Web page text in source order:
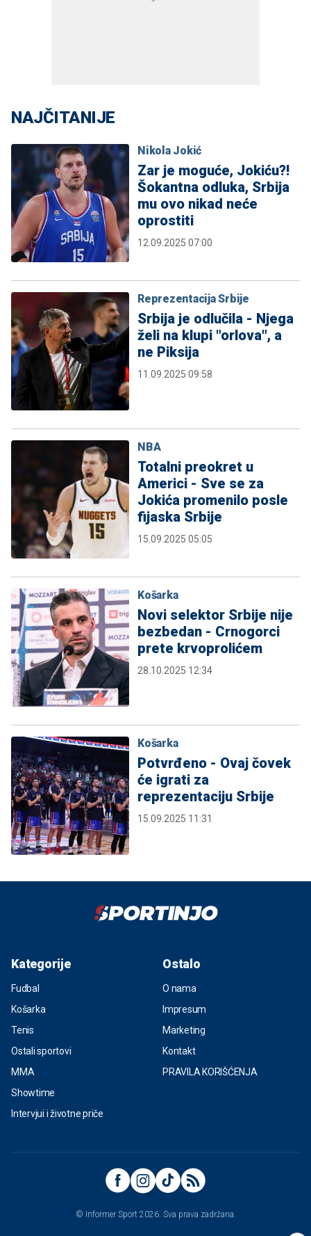
NAJČITANIJE
Nikola Jokić
Zar je moguće, Jokiću?!
Šokantna odluka, Srbija
mu ovo nikad neće
oprostiti
12.09.2025 07:00
Reprezentacija Srbije
Srbija je odlučila - Njega
želi na klupi "orlova", a
ne Piksija
11.09.2025 09:58
NBA
Totalni preokret u
Americi - Sve se za
Jokića promenilo posle
fijaska Srbije
15.09.2025 05:05
Košarka
Novi selektor Srbije nije
bezbedan - Crnogorci
prete krvoprolićem
28.10.2025 12:34
Košarka
Potvrđeno - Ovaj čovek
će igrati za
reprezentaciju Srbije
15.09.2025 11:31
Kategorije
Fudbal
Košarka
Tenis
Ostali sportovi
MMA
Showtime
Intervjui i životne priče
Ostalo
O nama
Impresum
Marketing
Kontakt
PRAVILA KORIŠĆENJA
© Informer Sport 2026. Sva prava zadržana.